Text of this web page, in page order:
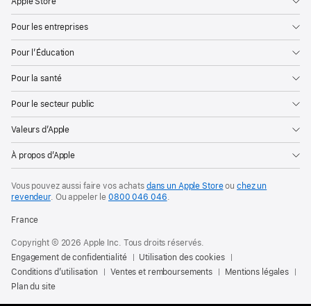
Pour les entreprises
Pour l’Éducation
Pour la santé
Pour le secteur public
Valeurs d’Apple
À propos d’Apple
Vous pouvez aussi faire vos achats dans un Apple Storeouchez un
revendeur. Ou appeler le0800 046 046
France
Copyright © 2026 Apple Inc. Tous droits réservés.
Engagement de confidentialité
Utilisation des cookies
Conditions d’utilisation
Ventes et remboursements
Mentions légales
Plan du site